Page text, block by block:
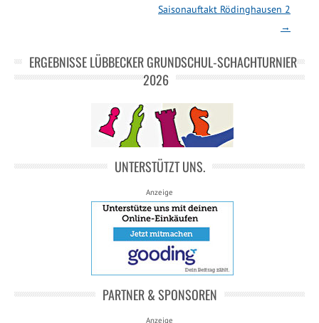
Saisonauftakt Rödinghausen 2
→
ERGEBNISSE LÜBBECKER GRUNDSCHUL-SCHACHTURNIER
2026
UNTERSTÜTZT UNS.
Anzeige
PARTNER & SPONSOREN
Anzeige